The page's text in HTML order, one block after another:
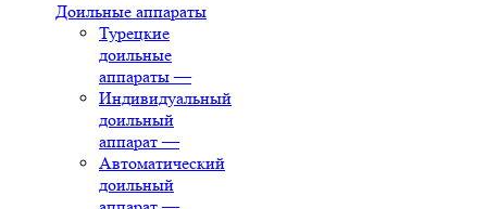
Доильные аппараты
Турецкие
доильные
аппараты —
Индивидуальный
доильный
аппарат —
Автоматический
доильный